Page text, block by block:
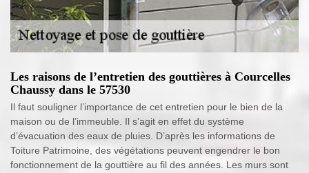
Les raisons de l’entretien des gouttières à Courcelles
Chaussy dans le 57530
Il faut souligner l’importance de cet entretien pour le bien de la
maison ou de l’immeuble. Il s’agit en effet du système
d’évacuation des eaux de pluies. D’après les informations de
Toiture Patrimoine, des végétations peuvent engendrer le bon
fonctionnement de la gouttière au fil des années. Les murs sont